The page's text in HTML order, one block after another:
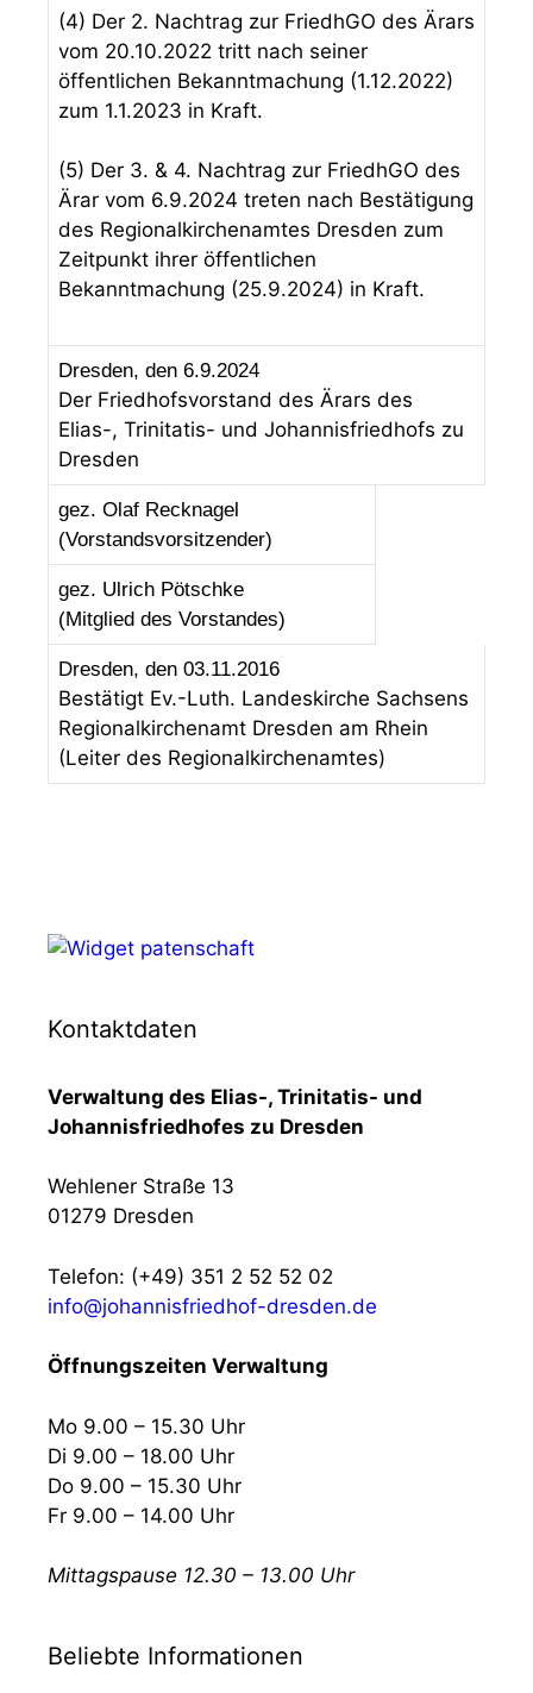
(4) Der 2. Nachtrag zur FriedhGO des Ärars
vom 20.10.2022 tritt nach seiner
öffentlichen Bekanntmachung (1.12.2022)
zum 1.1.2023 in Kraft.
(5) Der 3. & 4. Nachtrag zur FriedhGO des
Ärar vom 6.9.2024 treten nach Bestätigung
des Regionalkirchenamtes Dresden zum
Zeitpunkt ihrer öffentlichen
Bekanntmachung (25.9.2024) in Kraft.
Dresden, den 6.9.2024
Der Friedhofsvorstand des Ärars des
Elias-, Trinitatis- und Johannisfriedhofs zu
Dresden
gez. Olaf Recknagel
(Vorstandsvorsitzender)
gez. Ulrich Pötschke
(Mitglied des Vorstandes)
Dresden, den 03.11.2016
Bestätigt Ev.-Luth. Landeskirche Sachsens
Regionalkirchenamt Dresden am Rhein
(Leiter des Regionalkirchenamtes)
Kontaktdaten
Verwaltung des Elias-, Trinitatis- und
Johannisfriedhofes zu Dresden
Wehlener Straße 13
01279 Dresden
Telefon: (+49) 351 2 52 52 02
info@johannisfriedhof-dresden.de
Öffnungszeiten Verwaltung
Mo 9.00 – 15.30 Uhr
Di 9.00 – 18.00 Uhr
Do 9.00 – 15.30 Uhr
Fr 9.00 – 14.00 Uhr
Mittagspause 12.30 – 13.00 Uhr
Beliebte Informationen